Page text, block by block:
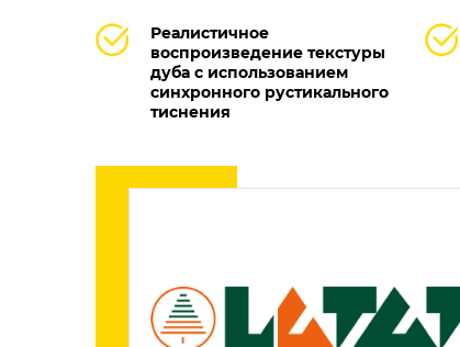
Реалистичное
воспроизведение текстуры
дуба с использованием
синхронного рустикального
тиснения